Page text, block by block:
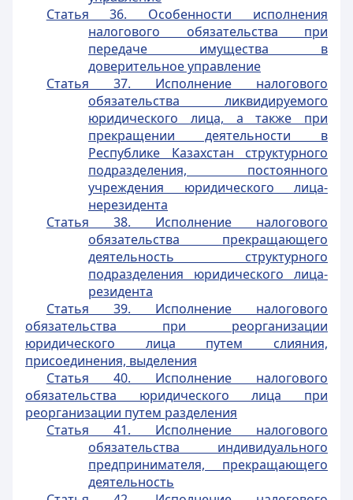
Статья 36. Особенности исполнения
налогового обязательства при
передаче имущества в
доверительное управление
Статья 37. Исполнение налогового
обязательства ликвидируемого
юридического лица, а также при
прекращении деятельности в
Республике Казахстан структурного
подразделения, постоянного
учреждения юридического лица-
нерезидента
Статья 38. Исполнение налогового
обязательства прекращающего
деятельность структурного
подразделения юридического лица-
резидента
Статья 39. Исполнение налогового
обязательства при реорганизации
юридического лица путем слияния,
присоединения, выделения
Статья 40. Исполнение налогового
обязательства юридического лица при
реорганизации путем разделения
Статья 41. Исполнение налогового
обязательства индивидуального
предпринимателя, прекращающего
деятельность